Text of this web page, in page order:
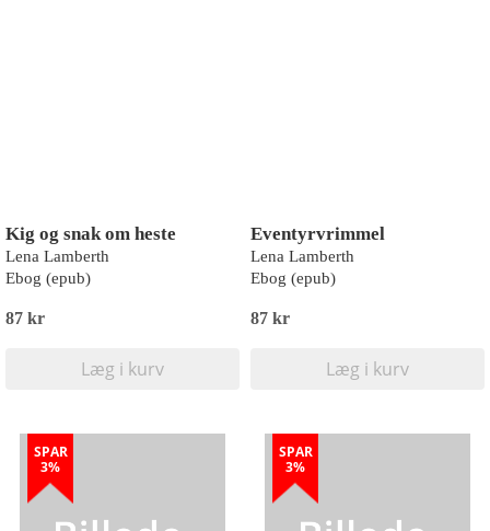
Kig og snak om heste
Lena Lamberth
Ebog (epub)
87 kr
Læg i kurv
Eventyrvrimmel
Lena Lamberth
Ebog (epub)
87 kr
Læg i kurv
SPAR
3%
SPAR
3%